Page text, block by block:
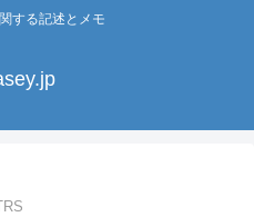
する記述とメモ